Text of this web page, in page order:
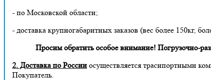
- по Московской области;
- доставка крупногабаритных заказов (вес более 150кг,
Просим обратить особое внимание! Погрузочно-
2. Доставка по России осуществляется траснпортными
Покупатель.